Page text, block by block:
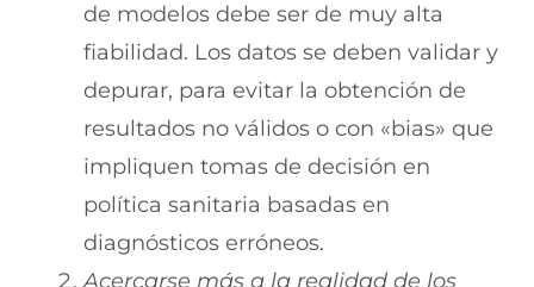
de modelos debe ser de muy alta
fiabilidad. Los datos se deben validar y
depurar, para evitar la obtención de
resultados no válidos o con «bias» que
impliquen tomas de decisión en
política sanitaria basadas en
diagnósticos erróneos.
Acercarse más a la realidad de los